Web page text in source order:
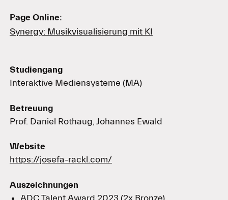
Page Online:
Synergy: Musikvisualisierung mit KI
Studiengang
Interaktive Mediensysteme (MA)
Betreuung
Prof. Daniel Rothaug, Johannes Ewald
Website
https://josefa-rackl.com/
Auszeichnungen